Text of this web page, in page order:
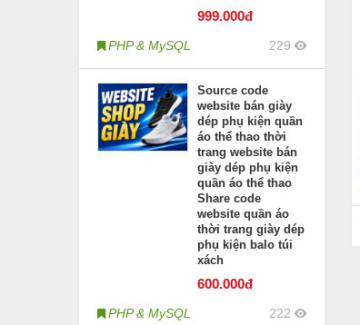
999.000đ
PHP & MySQL 229
Source code
website bán giày
dép phụ kiện quần
áo thể thao thời
trang website bán
giày dép phụ kiện
quần áo thể thao
Share code
website quần áo
thời trang giày dép
phụ kiện balo túi
xách
600.000đ
PHP & MySQL 222